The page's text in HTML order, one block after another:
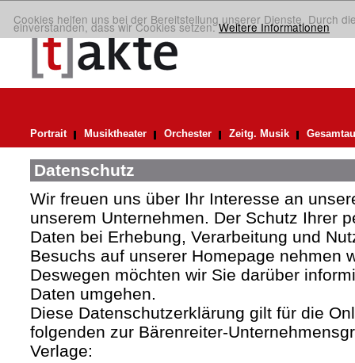
Cookies helfen uns bei der Bereitstellung unserer Dienste. Durch
einverstanden, dass wir Cookies setzen.Weitere Informationen
Portrait Musiktheater Orchester Zeitg. Musik
Datenschutz
Wir freuen uns über Ihr Interesse an
unserem Unternehmen. Der Schutz Ihrer
Daten bei Erhebung, Verarbeitung und
Besuchs auf unserer Homepage nehmen
Deswegen möchten wir Sie darüber
Daten umgehen.
Diese Datenschutzerklärung gilt für die
folgenden zur Bärenreiter-
Verlage: